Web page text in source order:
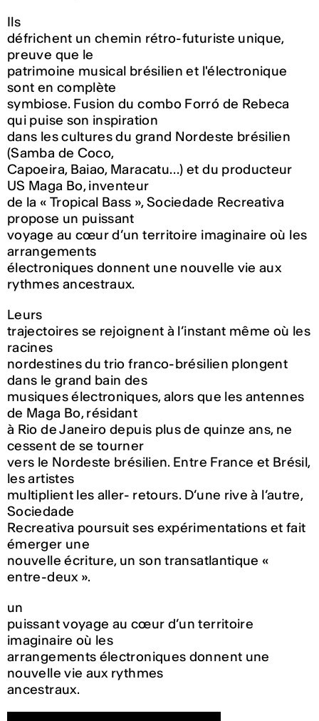
Ils
défrichent un chemin rétro-futuriste unique,
preuve que le
patrimoine musical brésilien et l'électronique
sont en complète
symbiose. Fusion du combo Forró de Rebeca
qui puise son inspiration
dans les cultures du grand Nordeste brésilien
(Samba de Coco,
Capoeira, Baiao, Maracatu…) et du producteur
US Maga Bo, inventeur
de la « Tropical Bass », Sociedade Recreativa
propose un puissant
voyage au cœur d’un territoire imaginaire où les
arrangements
électroniques donnent une nouvelle vie aux
rythmes ancestraux.
Leurs
trajectoires se rejoignent à l’instant même où les
racines
nordestines du trio franco-brésilien plongent
dans le grand bain des
musiques électroniques, alors que les antennes
de Maga Bo, résidant
à Rio de Janeiro depuis plus de quinze ans, ne
cessent de se tourner
vers le Nordeste brésilien. Entre France et Brésil,
les artistes
multiplient les aller- retours. D’une rive à l’autre,
Sociedade
Recreativa poursuit ses expérimentations et fait
émerger une
nouvelle écriture, un son transatlantique «
entre-deux ».
un
puissant voyage au cœur d’un territoire
imaginaire où les
arrangements électroniques donnent une
nouvelle vie aux rythmes
ancestraux.